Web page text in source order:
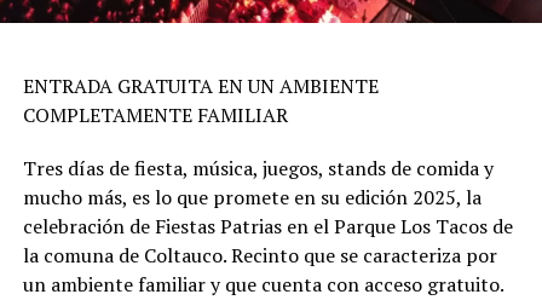
ENTRADA GRATUITA EN UN AMBIENTE
COMPLETAMENTE FAMILIAR
Tres días de fiesta, música, juegos, stands de comida y
mucho más, es lo que promete en su edición 2025, la
celebración de Fiestas Patrias en el Parque Los Tacos de
la comuna de Coltauco. Recinto que se caracteriza por
un ambiente familiar y que cuenta con acceso gratuito.